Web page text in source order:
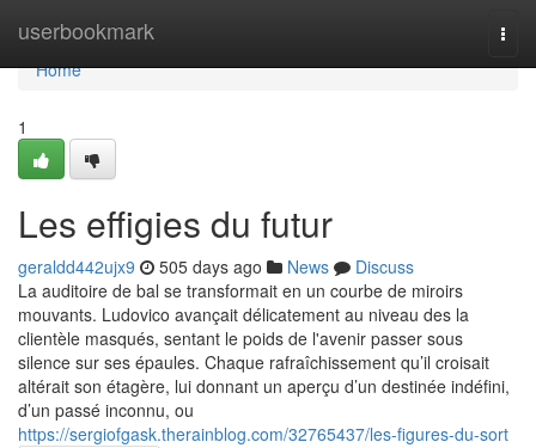
userbookmark
Home
Home
1
Les effigies du futur
geraldd442ujx9 505 days ago News
Discuss
La auditoire de bal se transformait en un courbe de miroirs
mouvants. Ludovico avançait délicatement au niveau des la
clientèle masqués, sentant le poids de l'avenir passer sous
silence sur ses épaules. Chaque rafraîchissement qu’il croisait
altérait son étagère, lui donnant un aperçu d’un destinée indéfini,
d’un passé inconnu, ou
https://sergiofgask.therainblog.com/32765437/les-figures-du-sort